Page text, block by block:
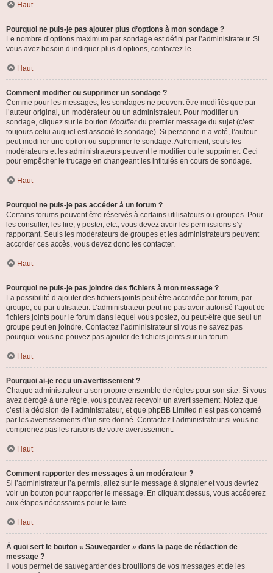
Haut
Pourquoi ne puis-je pas ajouter plus d’options à mon sondage ?
Le nombre d’options maximum par sondage est défini par l’administrateur. Si
vous avez besoin d’indiquer plus d’options, contactez-le.
Haut
Comment modifier ou supprimer un sondage ?
Comme pour les messages, les sondages ne peuvent être modifiés que par
l’auteur original, un modérateur ou un administrateur. Pour modifier un
sondage, cliquez sur le bouton Modifierdu premier message du sujet (c’est
toujours celui auquel est associé le sondage). Si personne n’a voté, l’auteur
peut modifier une option ou supprimer le sondage. Autrement, seuls les
modérateurs et les administrateurs peuvent le modifier ou le supprimer. Ceci
pour empêcher le trucage en changeant les intitulés en cours de sondage.
Haut
Pourquoi ne puis-je pas accéder à un forum ?
Certains forums peuvent être réservés à certains utilisateurs ou groupes. Pour
les consulter, les lire, y poster, etc., vous devez avoir les permissions s’y
rapportant. Seuls les modérateurs de groupes et les administrateurs peuvent
accorder ces accès, vous devez donc les contacter.
Haut
Pourquoi ne puis-je pas joindre des fichiers à mon message ?
La possibilité d’ajouter des fichiers joints peut être accordée par forum, par
groupe, ou par utilisateur. L’administrateur peut ne pas avoir autorisé l’ajout de
fichiers joints pour le forum dans lequel vous postez, ou peut-être que seul un
groupe peut en joindre. Contactez l’administrateur si vous ne savez pas
pourquoi vous ne pouvez pas ajouter de fichiers joints sur un forum.
Haut
Pourquoi ai-je reçu un avertissement ?
Chaque administrateur a son propre ensemble de règles pour son site. Si vous
avez dérogé à une règle, vous pouvez recevoir un avertissement. Notez que
c’est la décision de l’administrateur, et que phpBB Limited n’est pas concerné
par les avertissements d’un site donné. Contactez l’administrateur si vous ne
comprenez pas les raisons de votre avertissement.
Haut
Comment rapporter des messages à un modérateur ?
Si l’administrateur l’a permis, allez sur le message à signaler et vous devriez
voir un bouton pour rapporter le message. En cliquant dessus, vous accéderez
aux étapes nécessaires pour le faire.
Haut
À quoi sert le bouton « Sauvegarder » dans la page de rédaction de
message ?
Il vous permet de sauvegarder des brouillons de vos messages et de les